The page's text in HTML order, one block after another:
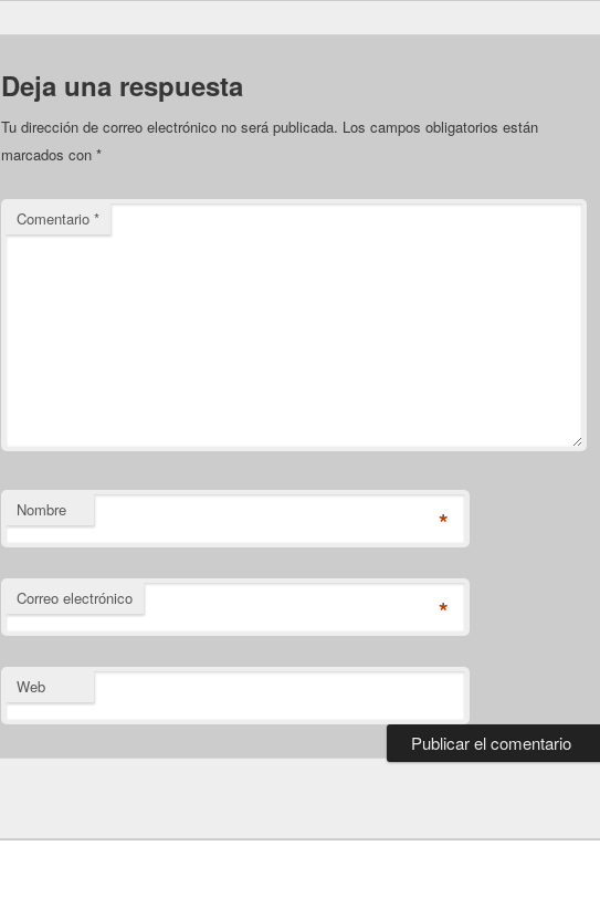
Deja una respuesta
Tu dirección de correo electrónico no será publicada. Los campos obligatorios están
marcados con *
Comentario *
Nombre *
Correo electrónico *
Web